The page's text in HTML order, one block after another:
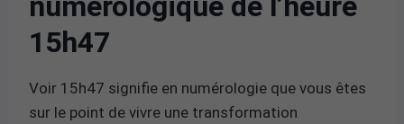
15h47
Voir 15h47 signifie en numérologie que vous êtes
sur le point de vivre une transformation